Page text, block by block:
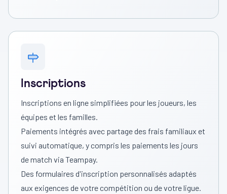
Inscriptions
Inscriptions en ligne simplifiées pour les joueurs, les
équipes et les familles.
Paiements intégrés avec partage des frais familiaux et
suivi automatique, y compris les paiements les jours
de match via Teampay.
Des formulaires d'inscription personnalisés adaptés
aux exigences de votre compétition ou de votre ligue.